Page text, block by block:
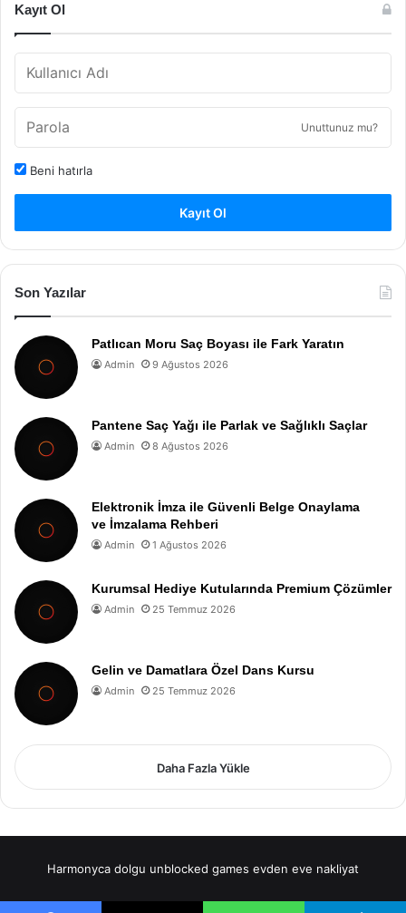
Kayıt Ol
Unuttunuz mu?
Beni hatırla
Kayıt Ol
Son Yazılar
Patlıcan Moru Saç Boyası ile Fark Yaratın
Admin 9 Ağustos 2026
Pantene Saç Yağı ile Parlak ve Sağlıklı Saçlar
Admin 8 Ağustos 2026
Elektronik İmza ile Güvenli Belge Onaylama
ve İmzalama Rehberi
Admin 1 Ağustos 2026
Kurumsal Hediye Kutularında Premium Çözümler
Admin 25 Temmuz 2026
Gelin ve Damatlara Özel Dans Kursu
Admin 25 Temmuz 2026
Daha Fazla Yükle
Harmonyca dolgu unblocked games evden eve nakliyat